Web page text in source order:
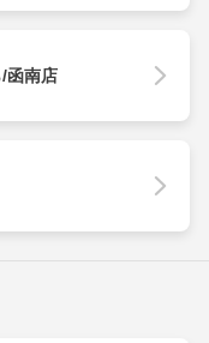
函南店